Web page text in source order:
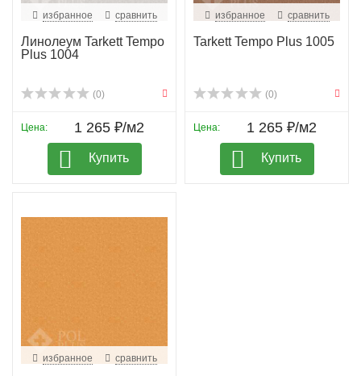
избранное сравнить
Линолеум Tarkett Tempo
Plus 1004
(0)
Цена: 1 265 ₽/м2
Купить
избранное сравнить
Tarkett Tempo Plus 1005
(0)
Цена: 1 265 ₽/м2
Купить
избранное сравнить